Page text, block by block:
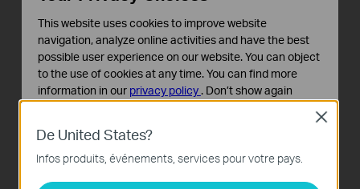
De United States?
Infos produits, événements, services pour votre pays.
Close
This website uses cookies to improve website
navigation, analyze online activities and have the best
possible user experience on our website. You can object
to the use of cookies at any time. You can find more
information in our privacy policy . Don’t show again
Ces cookies sont nécessaires au fonctionnement du
site Web et ne peuvent pas être désactivés dans vos
systèmes.